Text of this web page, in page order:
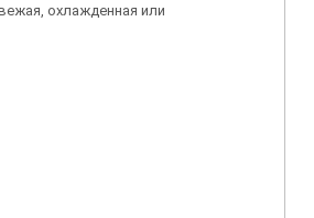
охлажденная или